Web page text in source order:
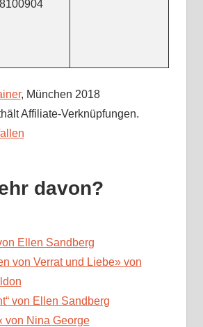
, München 2018
Affiliate-Verknüpfungen.
davon?
Ellen Sandberg
von Verrat und Liebe» von
von Ellen Sandberg
von Nina George